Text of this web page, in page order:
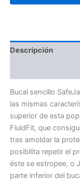
Descripción
Bucal sencillo
las mismas
superior de esta
FluidFit, que
tras amoldar la
posibilita repetir el
éste se estropee, o
parte inferior del